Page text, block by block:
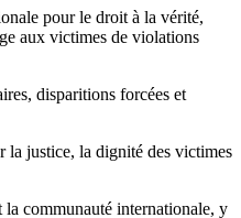
pour le droit à la vérité,
aux victimes de violations
disparitions forcées et
la justice, la dignité des victimes
la communauté internationale, y